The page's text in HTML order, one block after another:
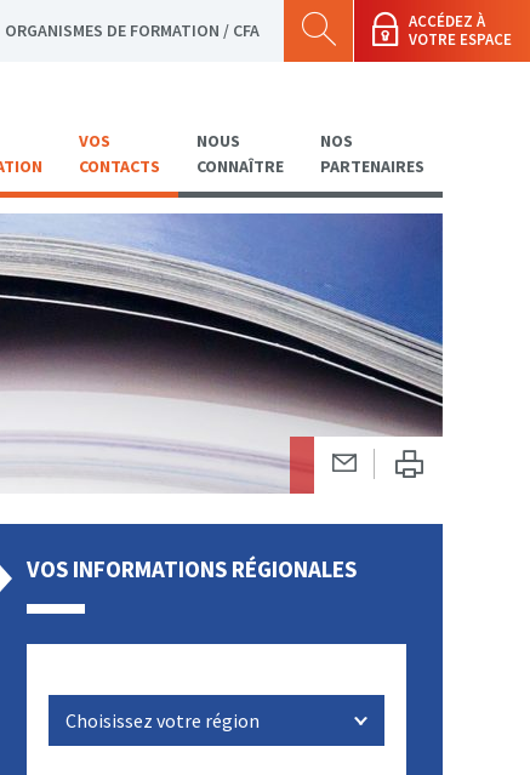
ACCÉDEZ À
VOTRE ESPACE
ORGANISMES DE FORMATION / CFA
VOS
CONTACTS
NOUS
CONNAÎTRE
NOS
PARTENAIRES
VOS INFORMATIONS RÉGIONALES